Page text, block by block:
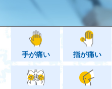
手が痛い 指が痛い